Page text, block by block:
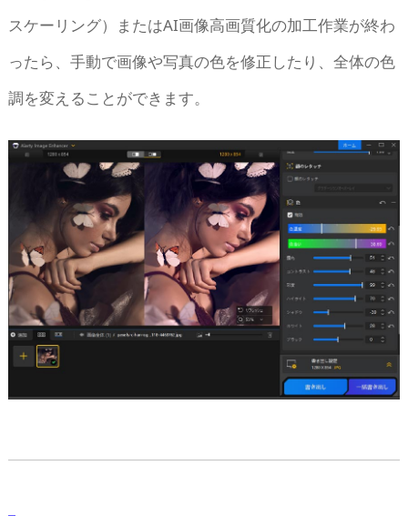
スケーリング）またはAI画像高画質化の加工作業が終わ
ったら、手動で画像や写真の色を修正したり、全体の色
調を変えることができます。